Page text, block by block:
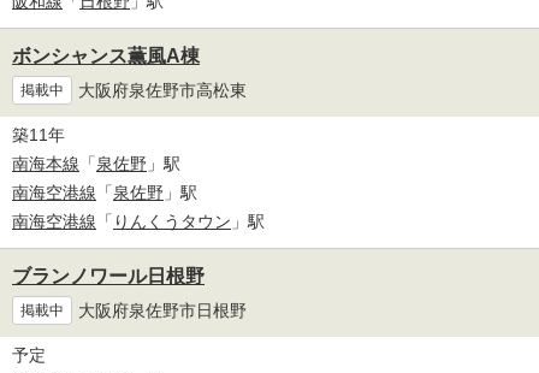
ボンシャンス薫風A棟
掲載中 大阪府泉佐野市高松東
築11年
南海本線 「泉佐野 」駅
南海空港線 「泉佐野 」駅
南海空港線 「 りんくうタウン 」駅
ブランノワール日根野
掲載中 大阪府泉佐野市日根野
予定